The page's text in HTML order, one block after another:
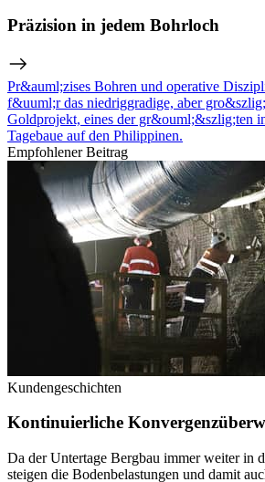
Präzision in jedem Bohrloch
Pr&auml;zises Bohren und operative
f&uuml;r das niedriggradige, aber
Goldprojekt, eines der gr&ouml;&szlig;ten
Tagebaue auf den Philippinen.
Empfohlener Beitrag
Kundengeschichten
Kontinuierliche
Da der Untertage Bergbau immer weiter in
steigen die Bodenbelastungen und damit